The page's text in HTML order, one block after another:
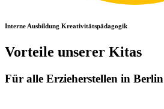
Interne Ausbildung Kreativitätspädagogik
Vorteile unserer Kitas
Für alle Erzieherstellen in Berlin